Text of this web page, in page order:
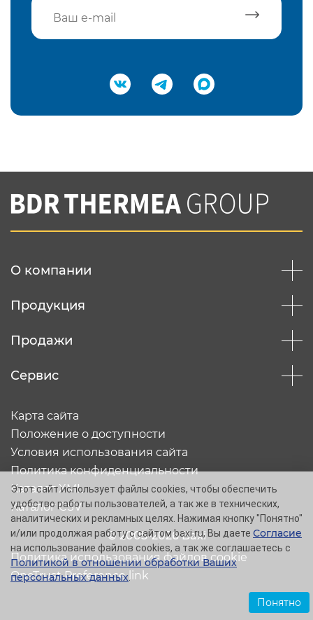
Подтвердить e-mail
Вы соглашаетесь с нашей политикой
конфеденциальности
О компании
Продукция
Продажи
Сервис
© 2005-2026 Baxi
Карта сайта
Положение о доступности
Условия использования сайта
Политика конфиденциальности
Каталог XML
Каталог CSV
Политика использования файлов cookie
OneTrust Preference link
Этот сайт использует файлы cookies, чтобы обеспечить
удобство работы пользователей, а так же в технических,
аналитических и рекламных целях. Нажимая кнопку "Понятно"
и/или продолжая работу с сайтом baxi.ru, Вы даете Согласие
на использование файлов cookies, а так же соглашаетесь с
Политикой в отношении обработки Ваших
персональных данных.
Понятно